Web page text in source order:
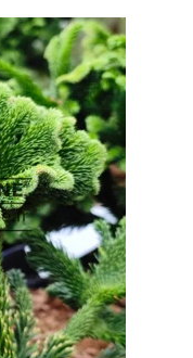
variations.
Les
options
peuvent
être
choisies
sur
la
page
du
produit